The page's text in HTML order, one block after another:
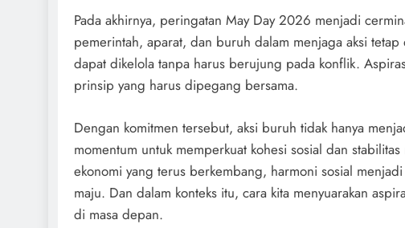
Pada akhirnya, peringatan May Day 2026 menjadi
pemerintah, aparat, dan buruh dalam menjaga aksi
dapat dikelola tanpa harus berujung pada konflik.
prinsip yang harus dipegang bersama.
Dengan komitmen tersebut, aksi buruh tidak hanya
momentum untuk memperkuat kohesi sosial dan
ekonomi yang terus berkembang, harmoni sosial
maju. Dan dalam konteks itu, cara kita menyuarakan
di masa depan.